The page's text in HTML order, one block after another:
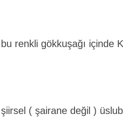
renkli gökkuşağı içinde
şiirsel ( şairane değil )